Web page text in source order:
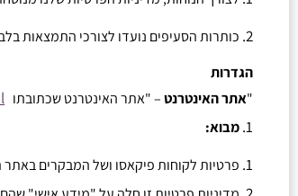
כותרות הסעיפים נועדו לצורכי התמצאות
הגדרות
"אתר האינטרנט–
"אתר האינטרנט שכתובתו
מבוא:
פרטיות לקוחות פיקאסו ושל המבקרים